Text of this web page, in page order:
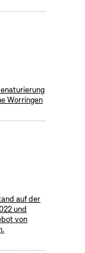
Worringen
auf der
und
von